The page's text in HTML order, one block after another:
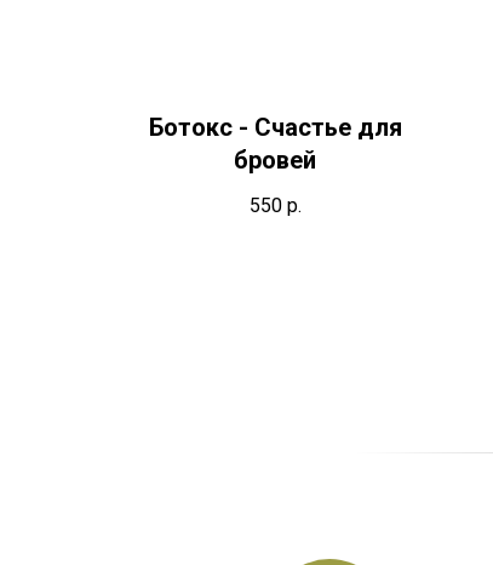
Ботокс - Счастье для
бровей
550 р.